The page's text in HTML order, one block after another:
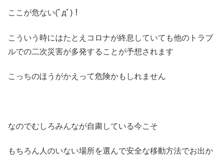
ここが危ない(ﾟдﾟ)！
こういう時にはたとえコロナが終息していても他のトラブ
ルでの二次災害が多発することが予想されます
こっちのほうがかえって危険かもしれません
なのでむしろみんなが自粛している今こそ
もちろん人のいない場所を選んで安全な移動方法でお出か